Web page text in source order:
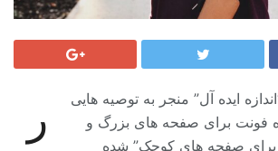
ر
ایده آل” منجر به توصیه هایی
فونت برای صفحه های بزرگ و
برای صفحه های کوچک” شده